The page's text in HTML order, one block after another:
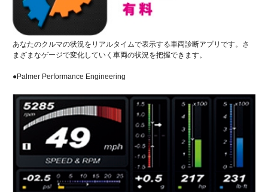
あなたのクルマの状況をリアルタイムで表示する車両診断アプリです。さ
まざまなゲージで変化していく車両の状況を把握できます。
●Palmer Performance Engineering